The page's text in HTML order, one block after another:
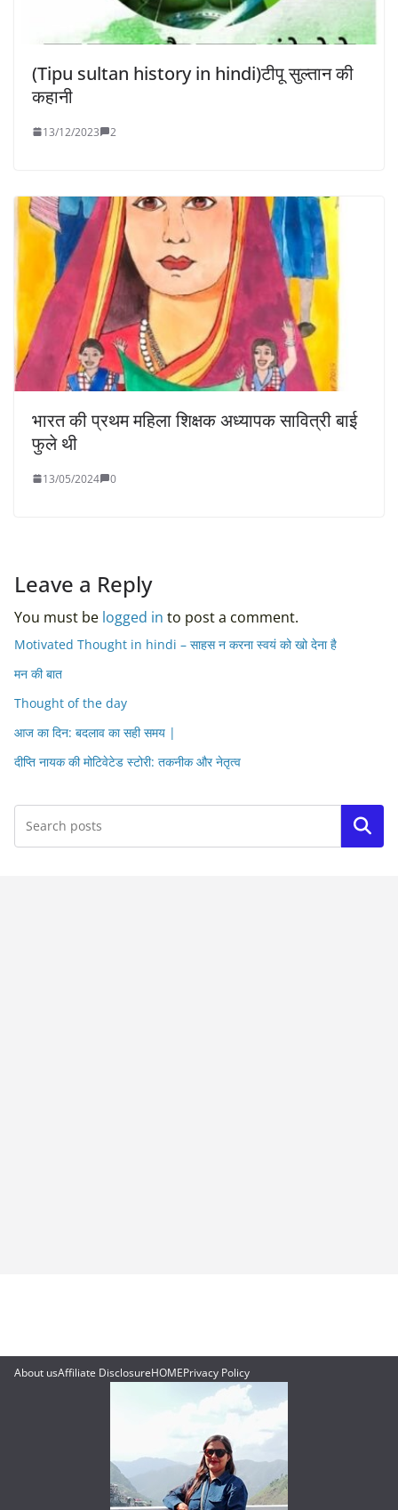
(Tipu sultan history in hindi)टीपू सुल्तान की
कहानी
13/12/2023 2
भारत की प्रथम महिला शिक्षक अध्यापक सावित्री बाई
फुले थी
13/05/2024 0
Leave a Reply
You must be logged in to post a comment.
Motivated Thought in hindi – साहस न करना स्वयं को खो देना है
मन की बात
Thought of the day
आज का दिन: बदलाव का सही समय |
दीप्ति नायक की मोटिवेटेड स्टोरी: तकनीक और नेतृत्व
Search
About usAffiliate DisclosureHOMEPrivacy Policy